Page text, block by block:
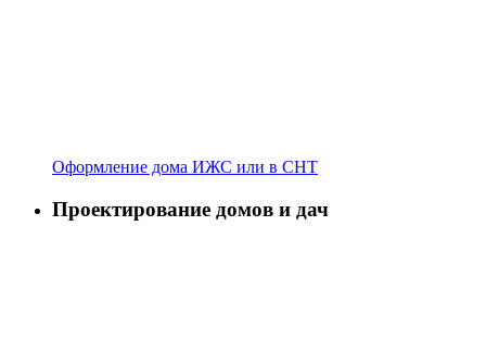
Оформление дома ИЖС или в СНТ
Проектирование домов и дач